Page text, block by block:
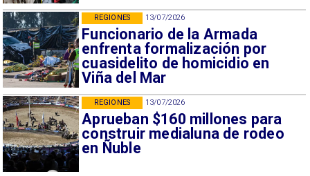
13/07/2026
Funcionario de la Armada
enfrenta formalización por
cuasidelito de homicidio en
Viña del Mar
REGIONES
13/07/2026
Aprueban $160 millones para
construir medialuna de rodeo
en Ñuble
REGIONES